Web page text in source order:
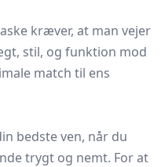
kræver, at man vejer
stil, og funktion mod
match til ens
bedste ven, når du
trygt og nemt. For at